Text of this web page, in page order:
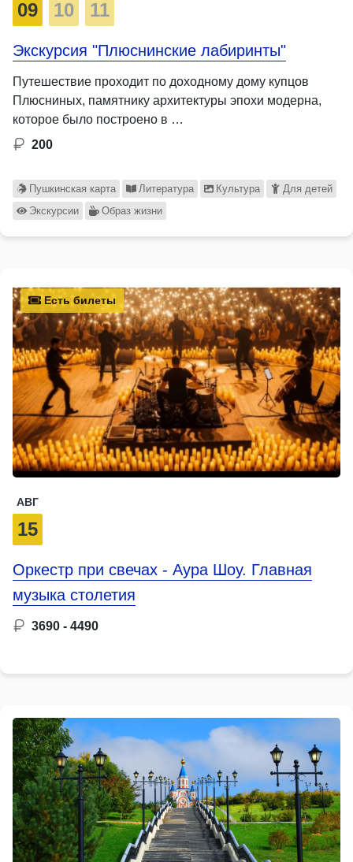
09 10 11
Экскурсия "Плюснинские лабиринты"
Путешествие проходит по доходному дому купцов
Плюсниных, памятнику архитектуры эпохи модерна,
которое было построено в …
200
Пушкинская карта Литература Культура
Для детей
Экскурсии
Образ жизни
Есть билеты
АВГ
15
Оркестр при свечах - Аура Шоу. Главная
музыка столетия
3690 - 4490